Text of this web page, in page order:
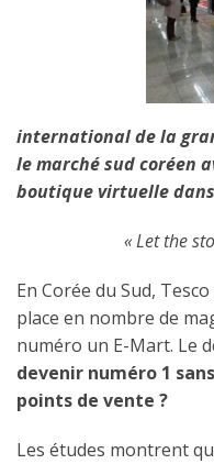
international de la
le marché sud coréen
boutique virtuelle
« Let the
En Corée du Sud,
place en nombre de
numéro un E-Mart. Le
devenir numéro 1
points de vente ?
Les études montrent